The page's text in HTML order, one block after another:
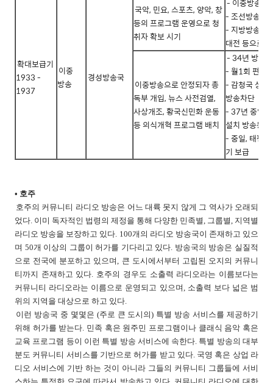
확대보급기
1933 -
1937
이중
방송
경성방송국
국악, 민요, 스포츠, 양악, 창
등의 프로그램 운영으로 청
취자 확보 시기
- 이중방송(
- 조선방송협
- 지방방송(부
대전 등으로
이중방송으로 안정되자 총
독부 개입, 뉴스 사전검열,
사상개조, 황국신민화 운동
등 의식개혁 프로그램 배치
- 34년 방송
- 월1회 편성
- 감청국 상주
방송차단
- 37년 중일
설치 방송통제
- 중일, 태평
기 보급
• 호주
호주의 커뮤니티 라디오 방송은 어느 대륙 못지 않게 그 역사가 오래되
었다. 이미 독자적인 법령의 제정을 통해 다양한 민족별, 그룹별, 지역별
라디오 방송을 보장하고 있다. 100개의 라디오 방송국이 존재하고 있으
며 50개 이상의 그룹이 허가를 기다리고 있다. 방송국의 방송은 실질적
으로 전국에 분포하고 있으며, 큰 도시에서부터 고립된 오지의 커뮤니
티까지 존재하고 있다. 호주의 경우도 소출력 라디오라는 이름보다는
커뮤니티 라디오라는 이름으로 운영되고 있으며, 소출력 보다 넓은 범
위의 지역을 대상으로 하고 있다.
이런 방송국 중 몇몇은 (주로 큰 도시의) 특별 방송 서비스를 제공하기
위해 허가를 받는다. 민족 혹은 원주민 프로그램이나 클래식 음악 혹은
교육 프로그램 등이 이런 특별 방송 서비스에 속한다. 특별 방송의 대부
분도 커뮤니티 서비스를 기반으로 허가를 받고 있다. 국영 혹은 상업 라
디오 서비스에 기반 하는 것이 아니라 그들의 커뮤니티 그룹들에 서비